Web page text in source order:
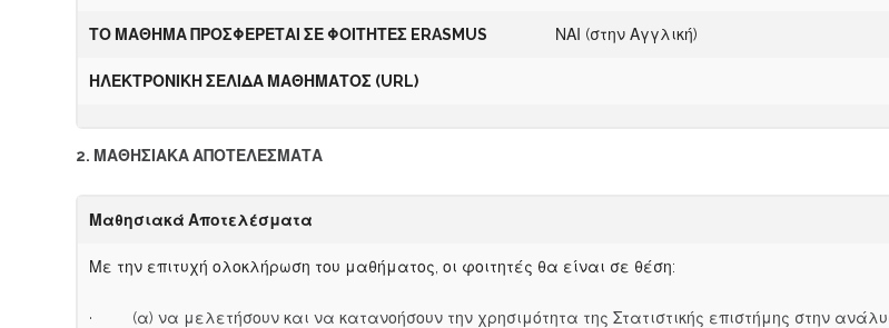
ΤΟ ΜΑΘΗΜΑ ΠΡΟΣΦΕΡΕΤΑΙ ΣΕΦΟΙΤΗΤΕΣ ERASMUS ΝΑΙ (στην Αγγλική)
ΗΛΕΚΤΡΟΝΙΚΗ ΣΕΛΙΔΑ ΜΑΘΗΜΑΤΟΣ (URL)
2. ΜΑΘΗΣΙΑΚΑ ΑΠΟΤΕΛΕΣΜΑΤΑ
Μαθησιακά Αποτελέσματα
Με την επιτυχή ολοκλήρωση του μαθήματος, οι φοιτητές θα είναι σε θέση:
· (α) να μελετήσουν και να κατανοήσουν την χρησιμότητα της Στατιστικής επιστήμης στην